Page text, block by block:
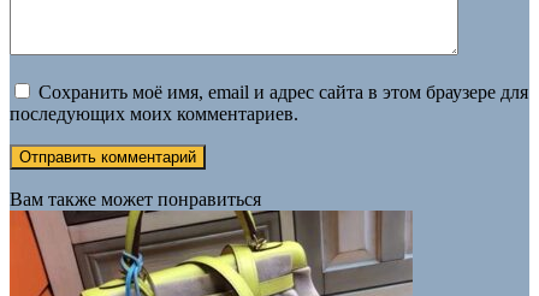
Сохранить моё имя, email и адрес сайта в этом браузере для
последующих моих комментариев.
Вам также может понравиться